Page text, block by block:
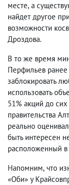
месте, а
найдет другое
возможности
Дроздова.
В то же время
Перфильев ранее
заблокировать
использовать
51% акций до
правительства
реально
быть интересен
расположенный в
Напомним, что
«Оби» у